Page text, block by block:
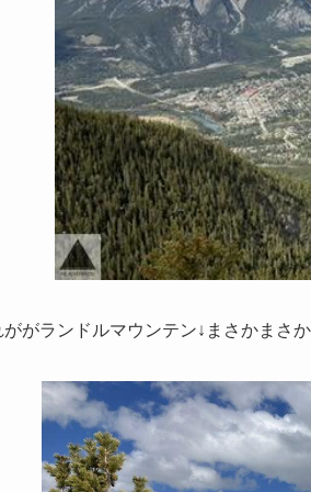
ががランドルマウンテン↓まさかまさ